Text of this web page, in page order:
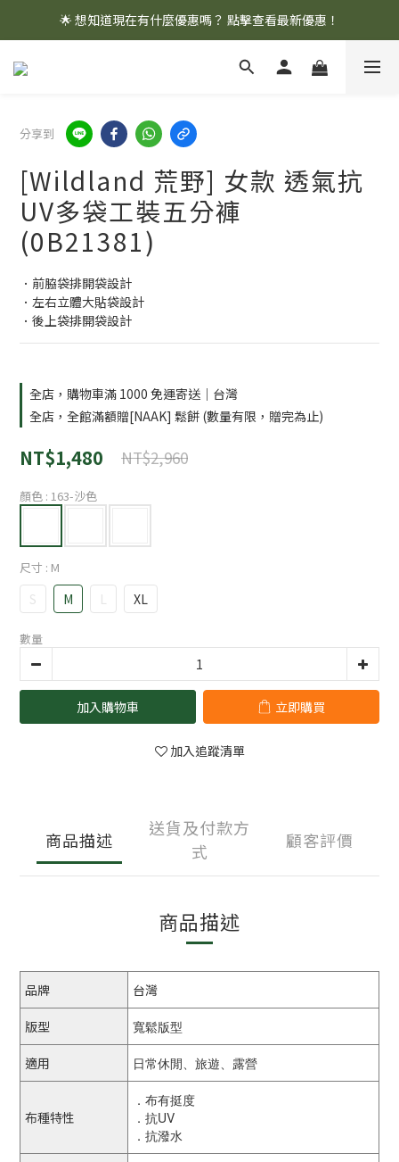
🌟 想知道現在有什麼優惠嗎？ 點擊查看最新優惠！
🌟 想知道現在有什麼優惠嗎？ 點擊查看最新優惠！
全館消費滿 $1,000 即享免運優惠
分享到
[Wildland 荒野] 女款 透氣抗
UV多袋工裝五分褲
(0B21381)
．前脇袋排開袋設計
．左右立體大貼袋設計
．後上袋排開袋設計
全店，購物車滿 1000 免運寄送｜台灣
全店，全館滿額贈[NAAK] 鬆餅 (數量有限，贈完為止)
NT$1,480 NT$2,960
顏色 : 163-沙色
尺寸 : M
S M L XL
數量
加入購物車 立即購買
加入追蹤清單
商品描述
送貨及付款方
式
顧客評價
商品描述
品牌 台灣
版型 寬鬆版型
適用 日常休閒、旅遊、露營
布種特性
．布有挺度
．抗UV
．抗潑水